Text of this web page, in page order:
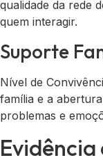
qualidade da rede
quem interagir.
Suporte
Nível de
família e a
problemas e